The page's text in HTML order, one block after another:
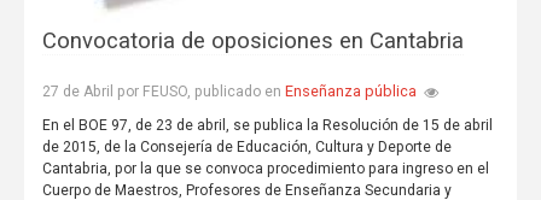
Convocatoria de oposiciones en Cantabria
27 de Abril por FEUSO, publicado en Enseñanza pública
En el BOE 97, de 23 de abril, se publica la Resolución de 15 de abril
de 2015, de la Consejería de Educación, Cultura y Deporte de
Cantabria, por la que se convoca procedimiento para ingreso en el
Cuerpo de Maestros, Profesores de Enseñanza Secundaria y